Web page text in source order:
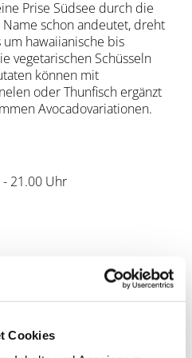
Cookies
Prise Südsee durch die
Name schon andeutet, dreht
hawaiianische bis
vegetarischen Schüsseln
können mit
oder Thunfisch ergänzt
Avocadovariationen.
- 21.00 Uhr